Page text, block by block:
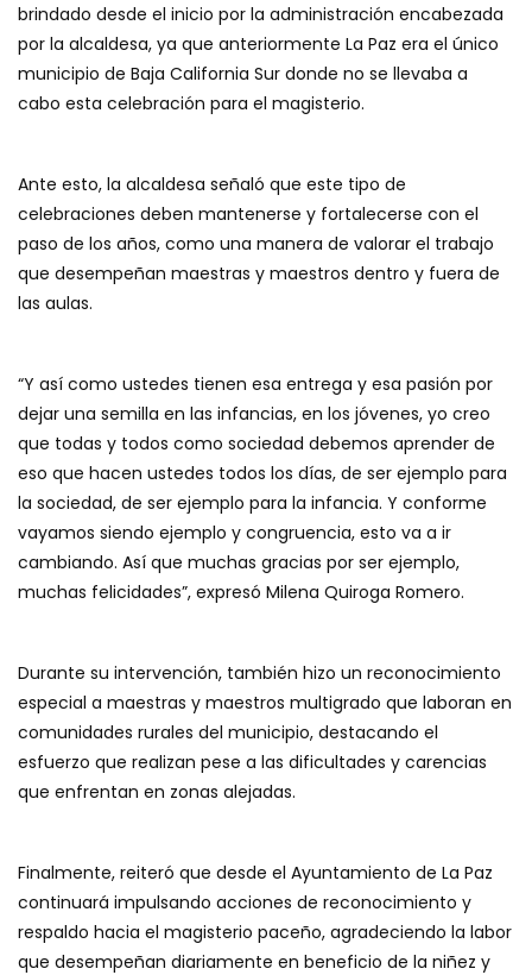
brindado desde el inicio por la administración encabezada
por la alcaldesa, ya que anteriormente La Paz era el único
municipio de Baja California Sur donde no se llevaba a
cabo esta celebración para el magisterio.
Ante esto, la alcaldesa señaló que este tipo de
celebraciones deben mantenerse y fortalecerse con el
paso de los años, como una manera de valorar el trabajo
que desempeñan maestras y maestros dentro y fuera de
las aulas.
“Y así como ustedes tienen esa entrega y esa pasión por
dejar una semilla en las infancias, en los jóvenes, yo creo
que todas y todos como sociedad debemos aprender de
eso que hacen ustedes todos los días, de ser ejemplo para
la sociedad, de ser ejemplo para la infancia. Y conforme
vayamos siendo ejemplo y congruencia, esto va a ir
cambiando. Así que muchas gracias por ser ejemplo,
muchas felicidades”, expresó Milena Quiroga Romero.
Durante su intervención, también hizo un reconocimiento
especial a maestras y maestros multigrado que laboran en
comunidades rurales del municipio, destacando el
esfuerzo que realizan pese a las dificultades y carencias
que enfrentan en zonas alejadas.
Finalmente, reiteró que desde el Ayuntamiento de La Paz
continuará impulsando acciones de reconocimiento y
respaldo hacia el magisterio paceño, agradeciendo la labor
que desempeñan diariamente en beneficio de la niñez y